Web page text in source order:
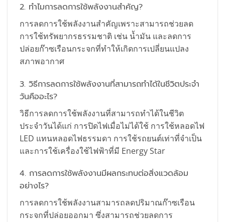
2. ทำไมการลดการใช้พลังงานสำคัญ?
การลดการใช้พลังงานสำคัญเพราะสามารถช่วยลด
การใช้ทรัพยากรธรรมชาติ เช่น น้ำมัน และลดการ
ปล่อยก๊าซเรือนกระจกที่ทำให้เกิดการเปลี่ยนแปลง
สภาพอากาศ
3. วิธีการลดการใช้พลังงานที่สามารถทำได้ในชีวิตประจำ
วันคืออะไร?
วิธีการลดการใช้พลังงานที่สามารถทำได้ในชีวิต
ประจำวันได้แก่ การปิดไฟเมื่อไม่ได้ใช้ การใช้หลอดไฟ
LED แทนหลอดไฟธรรมดา การใช้รถยนต์เท่าที่จำเป็น
และการใช้เครื่องใช้ไฟฟ้าที่มี Energy Star
4. การลดการใช้พลังงานมีผลกระทบต่อสิ่งแวดล้อม
อย่างไร?
การลดการใช้พลังงานสามารถลดปริมาณก๊าซเรือน
กระจกที่ปล่อยออกมา ซึ่งสามารถช่วยลดการ